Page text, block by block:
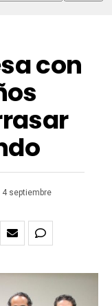
con
4 septiembre